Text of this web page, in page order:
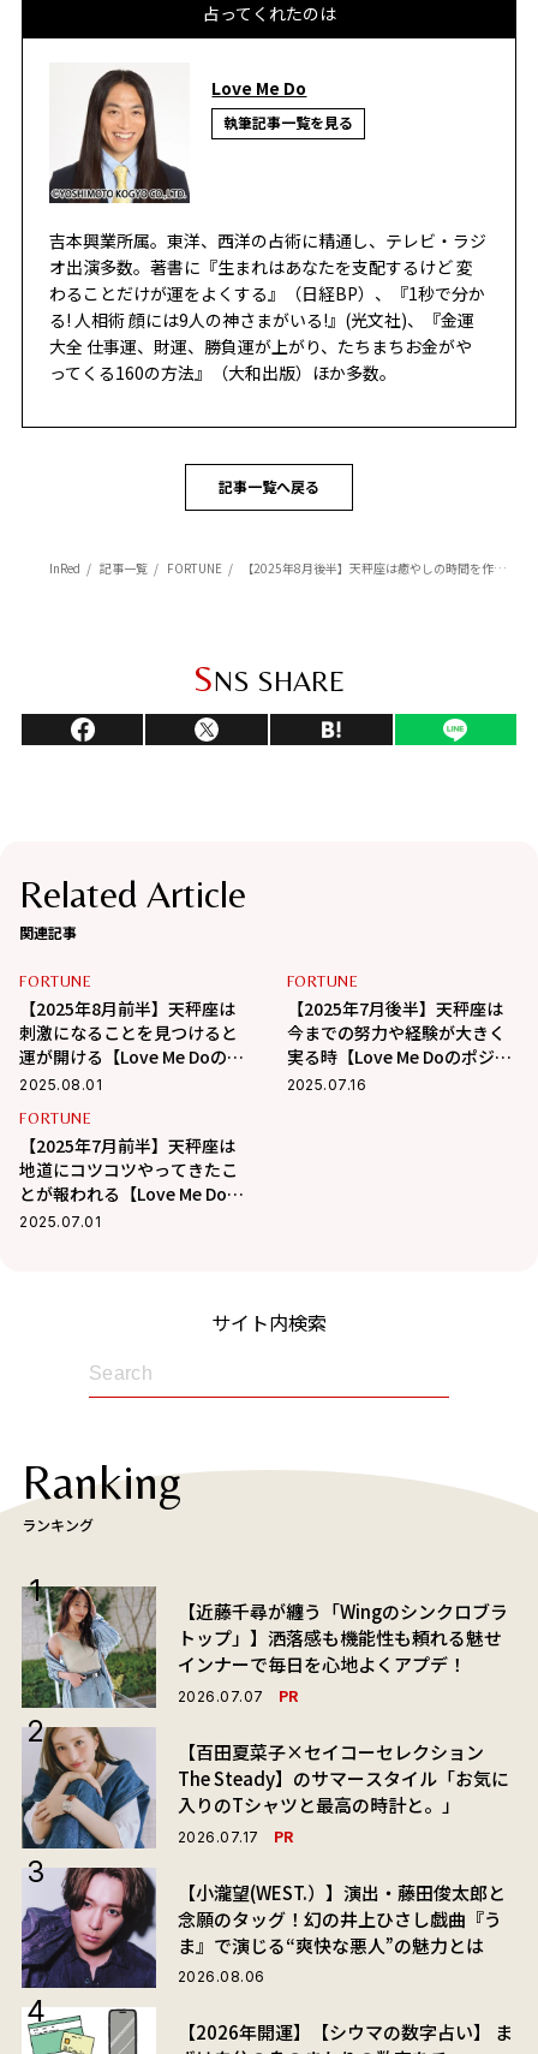
占ってくれたのは
Love Me Do
執筆記事一覧を見る
吉本興業所属。東洋、西洋の占術に精通し、テレビ・ラジ
オ出演多数。著書に『生まれはあなたを支配するけど 変
わることだけが運をよくする』（日経BP）、『1秒で分か
る! 人相術 顔には9人の神さまがいる!』(光文社)、『金運
大全 仕事運、財運、勝負運が上がり、たちまちお金がや
ってくる160の方法』（大和出版）ほか多数。
記事一覧へ戻る
InRed 記事一覧 FORTUNE 【2025年8月後半】天秤座は癒やしの時間を作ると運気上昇【Love Me Doのポジティブ星座占い】
SNS SHARE
Related Article
関連記事
FORTUNE
【2025年8月前半】天秤座は
刺激になることを見つけると
運が開ける【Love Me Doのポ
ジティブ星占い】
2025.08.01
FORTUNE
【2025年7月後半】天秤座は
今までの努力や経験が大きく
実る時【Love Me Doのポジテ
ィブ星占い】
2025.07.16
FORTUNE
【2025年7月前半】天秤座は
地道にコツコツやってきたこ
とが報われる【Love Me Doの
ポジティブ星占い】
2025.07.01
サイト内検索
Ranking
ランキング
【近藤千尋が纏う「Wingのシンクロブラ
トップ」】洒落感も機能性も頼れる魅せ
インナーで毎日を心地よくアプデ！
2026.07.07 PR
【百田夏菜子×セイコーセレクション
The Steady】のサマースタイル「お気に
入りのTシャツと最高の時計と。」
2026.07.17 PR
【小瀧望(WEST.）】演出・藤田俊太郎と
念願のタッグ！幻の井上ひさし戯曲『う
ま』で演じる“爽快な悪人”の魅力とは
2026.08.06
【2026年開運】【シウマの数字占い】 ま